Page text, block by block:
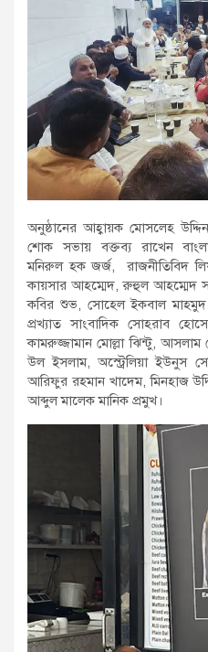
অনুষ্ঠানের আহ্বায়ক মোসলেহ
শোক সভায় বক্তব্য রাখেন
মনিরুল হক জর্জ, রাজনীতিবিদ
কায়সার আহম্মেদ, রুহুল
কবির শুভ, সোহেল ইকবাল
প্রখ্যাত সাংবাদিক সোহরাব
কামরুজ্জামান মোল্লা ঝিন্টু, আসলাম
উল ইসলাম, অস্ট্রেলিয়া ইউনুস
আরিফুর রহমান খাদেম, মিনহাজ
আব্দুল মালেক মানিক প্রমুখ।